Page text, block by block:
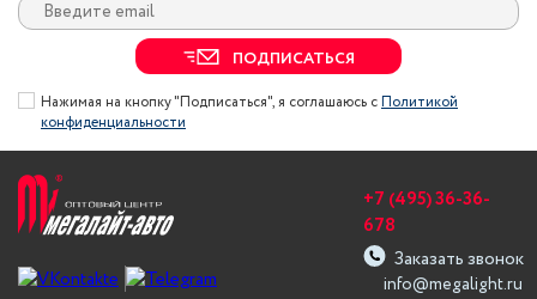
ПОДПИСАТЬСЯ
Нажимая на кнопку "Подписаться", я соглашаюсь сПолитикой
конфиденциальности
info@megalight.ru
+7 (495) 36-36-
678
Заказать звонок